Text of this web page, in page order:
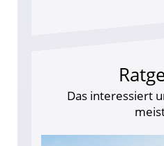
Das interessiert